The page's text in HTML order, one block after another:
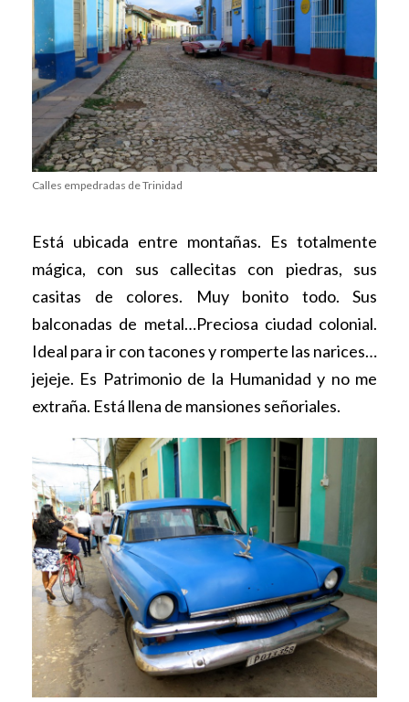
Calles empedradas de Trinidad
Está ubicada entre montañas. Es totalmente
mágica, con sus callecitas con piedras, sus
casitas de colores. Muy bonito todo. Sus
balconadas de metal…Preciosa ciudad colonial.
Ideal para ir con tacones y romperte las narices…
jejeje. Es Patrimonio de la Humanidad y no me
extraña. Está llena de mansiones señoriales.